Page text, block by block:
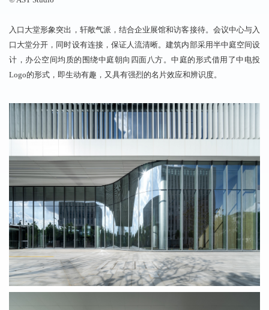
入口大堂形象突出， 轩敞气派， 结合企业展馆和访客接待。会议中心与入
口大堂分开， 同时设有连接， 保证人流清晰。建筑内部采用半中庭空间设
计， 办公空间均质的围绕中庭朝向四面八方。中庭的形式借用了中电投
Logo的形式， 即生动有趣， 又具有强烈的名片效应和辨识度。